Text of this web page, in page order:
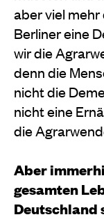
aber viel mehr
Berliner eine
wir die
denn die
nicht die
nicht eine
die
Aber
gesamten
Deutschland